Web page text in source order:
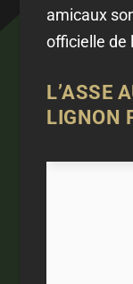
amicaux
officielle de
L’ASSE
LIGNON